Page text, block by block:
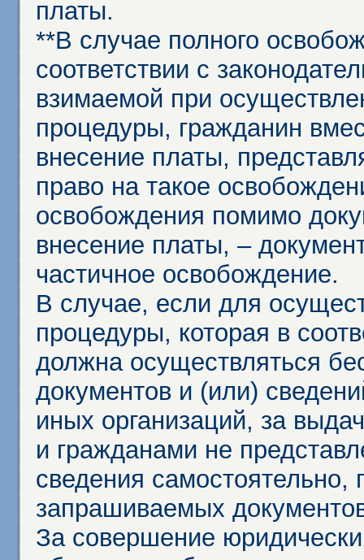
платы.
**В случае полного
соответствии с
взимаемой при
процедуры, гражданин
внесение платы,
право на такое
освобождения помимо
внесение платы, –
частичное освобождение.
В случае, если для
процедуры, которая в
должна осуществляться
документов и (или)
иных организаций, за
и гражданами не
сведения
запрашиваемых
За совершение